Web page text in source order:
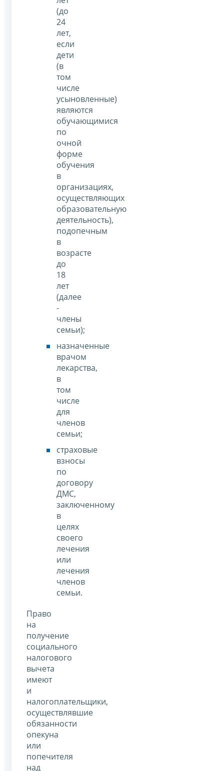
(до
24
лет,
если
дети
(в
том
числе
усыновленные)
являются
обучающимися
по
очной
форме
обучения
в
организациях,
осуществляющих
образовательную
деятельность),
подопечным
в
возрасте
до
18
лет
(далее
-
члены
семьи);
назначенные
врачом
лекарства,
в
том
числе
для
членов
семьи;
страховые
взносы
по
договору
ДМС,
заключенному
в
целях
своего
лечения
или
лечения
членов
семьи.
Право
на
получение
социального
налогового
вычета
имеют
и
налогоплательщики,
осуществлявшие
обязанности
опекуна
или
попечителя
над